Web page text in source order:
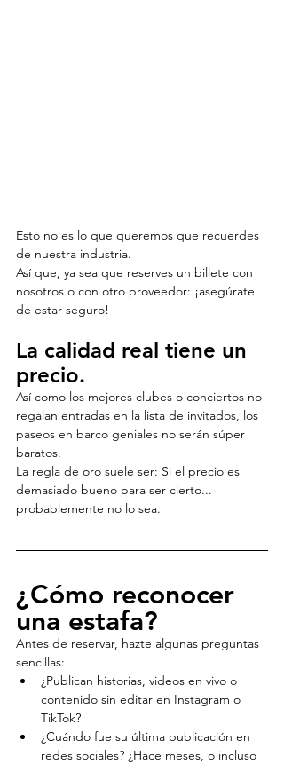
Esto no es lo que queremos que recuerdes
de nuestra industria.
Así que, ya sea que reserves un billete con
nosotros o con otro proveedor: ¡asegúrate
de estar seguro!
La calidad real tiene un
precio.
Así como los mejores clubes o conciertos no
regalan entradas en la lista de invitados, los
paseos en barco geniales no serán súper
baratos.
La regla de oro suele ser: Si el precio es
demasiado bueno para ser cierto...
probablemente no lo sea.
¿Cómo reconocer
una estafa?
Antes de reservar, hazte algunas preguntas
sencillas:
¿Publican historias, videos en vivo o
contenido sin editar en Instagram o
TikTok?
¿Cuándo fue su última publicación en
redes sociales? ¿Hace meses, o incluso